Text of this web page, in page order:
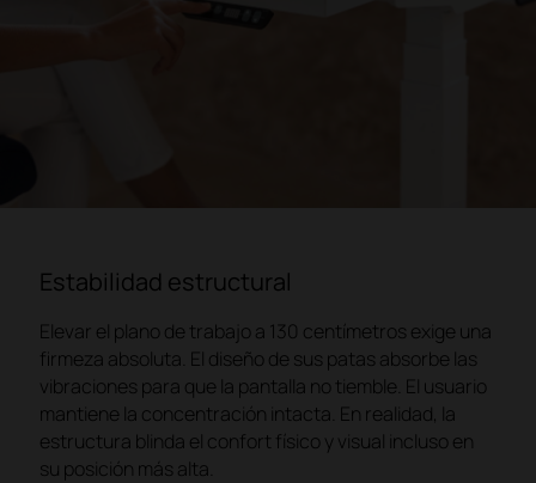
Estabilidad estructural
Elevar el plano de trabajo a 130 centímetros exige una
firmeza absoluta. El diseño de sus patas absorbe las
vibraciones para que la pantalla no tiemble. El usuario
mantiene la concentración intacta. En realidad, la
estructura blinda el confort físico y visual incluso en
su posición más alta.